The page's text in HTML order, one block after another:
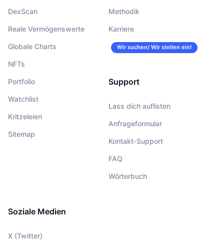
DexScan
Reale Vermögenswerte
Globale Charts
NFTs
Portfolio
Watchlist
Kritzeleien
Sitemap
Methodik
Karriere
Wir suchen/ Wir stellen ein!
Support
Lass dich auflisten
Anfrageformular
Kontakt-Support
FAQ
Wörterbuch
Soziale Medien
X (Twitter)